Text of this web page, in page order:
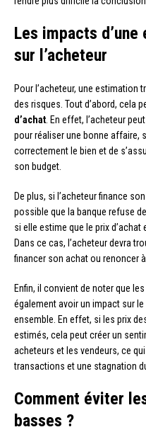
Les impacts
sur l’acheteur
Pour l’acheteur, une estimation
des risques. Tout d’abord, cela
d’achat . En effet, l’acheteur
pour réaliser une bonne affaire,
correctement le bien et de
son budget.
De plus, si l’acheteur finance
possible que la banque refuse
si elle estime que le prix d’achat
Dans ce cas, l’acheteur devra
financer son achat ou renoncer
Enfin, il convient de noter que
également avoir un impact sur le
ensemble. En effet, si les prix
estimés, cela peut créer un
acheteurs et les vendeurs, ce
transactions et une stagnation
Comment éviter
basses ?